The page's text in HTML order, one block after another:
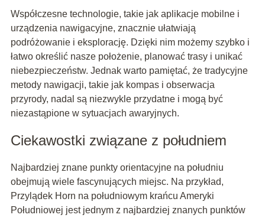
Współczesne technologie, takie jak aplikacje mobilne i
urządzenia nawigacyjne, znacznie ułatwiają
podróżowanie i eksplorację. Dzięki nim możemy szybko i
łatwo określić nasze położenie, planować trasy i unikać
niebezpieczeństw. Jednak warto pamiętać, że tradycyjne
metody nawigacji, takie jak kompas i obserwacja
przyrody, nadal są niezwykle przydatne i mogą być
niezastąpione w sytuacjach awaryjnych.
Ciekawostki związane z południem
Najbardziej znane punkty orientacyjne na południu
obejmują wiele fascynujących miejsc. Na przykład,
Przylądek Horn na południowym krańcu Ameryki
Południowej jest jednym z najbardziej znanych punktów